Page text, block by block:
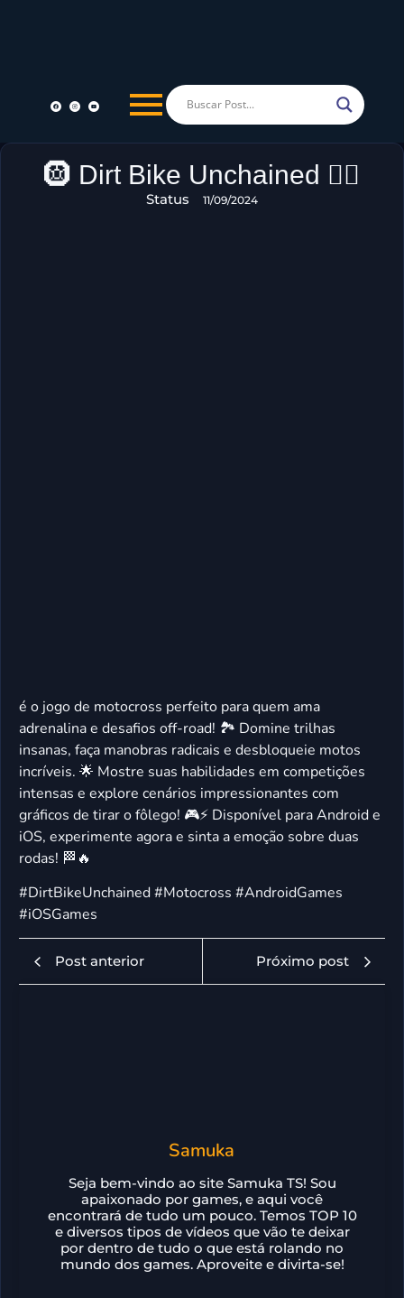
🛞 Dirt Bike Unchained 🚵‍♂️
Status 11/09/2024
é o jogo de motocross perfeito para quem ama
adrenalina e desafios off-road! 🏞️ Domine trilhas
insanas, faça manobras radicais e desbloqueie motos
incríveis. 🌟 Mostre suas habilidades em competições
intensas e explore cenários impressionantes com
gráficos de tirar o fôlego! 🎮⚡️ Disponível para Android e
iOS, experimente agora e sinta a emoção sobre duas
rodas! 🏁🔥
#DirtBikeUnchained #Motocross #AndroidGames
#iOSGames
Post anterior Próximo post
Samuka
Seja bem-vindo ao site Samuka TS! Sou
apaixonado por games, e aqui você
encontrará de tudo um pouco. Temos TOP 10
e diversos tipos de vídeos que vão te deixar
por dentro de tudo o que está rolando no
mundo dos games. Aproveite e divirta-se!